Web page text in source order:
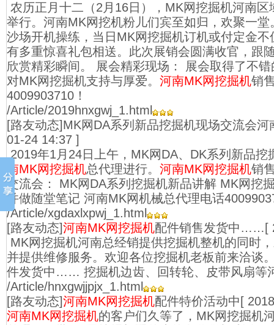
农历正月十二（2月16日），MK网挖掘机河南
举行。河南MK网挖机粉儿们宾至如归，欢聚一
沙场开机操练，当日MK网挖掘机订机或付定金
有多重惊喜礼包相送。此次展销会圆满收官，跟
欣赏精彩瞬间。 展会精彩现场： 展会取得了不
对MK网挖掘机支持与厚爱。 河南MK网挖掘机销
4009903710！
/Article/2019hnxgwj_1.html
[路友动态]MK网DA系列新品挖掘机现场交流会河
01-24 14:37 ]
2019年1月24日上午，MK网DA、DK系列新品挖
南MK网挖掘机总代理进行。 河南MK网挖掘机销
交流会： MK网DA系列挖掘机新品讲解 MK网挖
并做随堂笔记 河南MK网机械总代理电话
/Article/xgdaxlxpwj_1.html
[路友动态]河南MK网挖掘机配件销售发货中…… [
MK网挖掘机河南总经销提供挖掘机整机的同时
并提供维修服务。欢迎各位挖掘机老板前来洽谈
件发货中…… 挖掘机边齿、回转轮、皮带风扇等
/Article/hnxgwjjpjx_1.html
[路友动态]河南MK网挖掘机配件特价活动中 [
河南MK网挖掘机的客户们久等了，MK网挖掘机